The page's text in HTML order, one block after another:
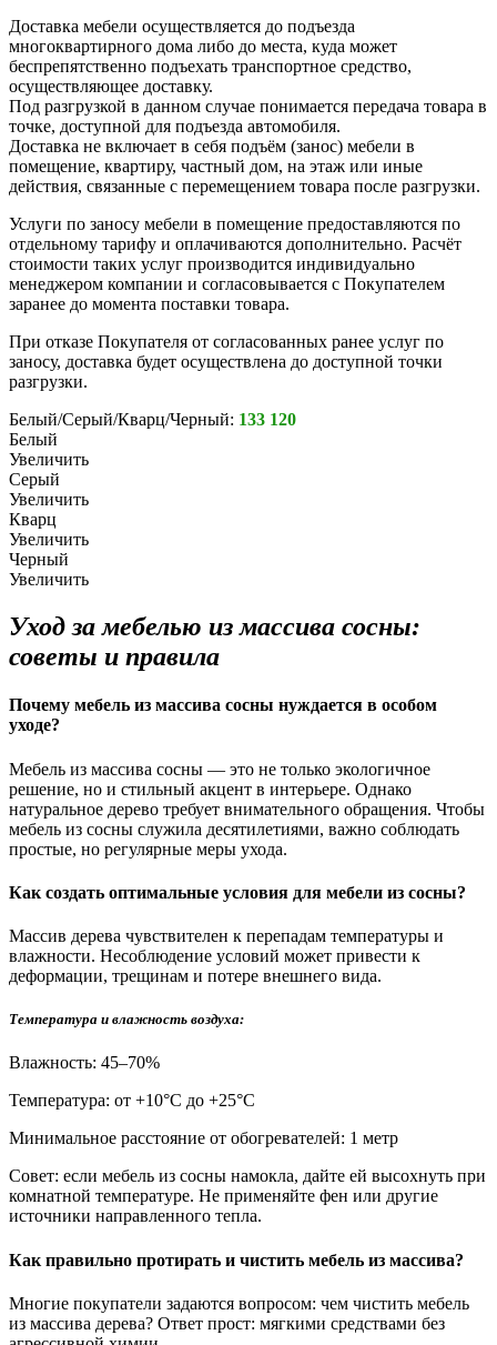
Доставка мебели осуществляется до подъезда
многоквартирного дома либо до места, куда может
беспрепятственно подъехать транспортное средство,
осуществляющее доставку.
Под разгрузкой в данном случае понимается передача товара в
точке, доступной для подъезда автомобиля.
Доставка не включает в себя подъём (занос) мебели в
помещение, квартиру, частный дом, на этаж или иные
действия, связанные с перемещением товара после разгрузки.
Услуги по заносу мебели в помещение предоставляются по
отдельному тарифу и оплачиваются дополнительно. Расчёт
стоимости таких услуг производится индивидуально
менеджером компании и согласовывается с Покупателем
заранее до момента поставки товара.
При отказе Покупателя от согласованных ранее услуг по
заносу, доставка будет осуществлена до доступной точки
разгрузки.
Белый/Серый/Кварц/Черный: 133 120
Белый
Увеличить
Серый
Увеличить
Кварц
Увеличить
Черный
Увеличить
Уход за мебелью из массива сосны:
советы и правила
Почему мебель из массива сосны нуждается в особом
уходе?
Мебель из массива сосны — это не только экологичное
решение, но и стильный акцент в интерьере. Однако
натуральное дерево требует внимательного обращения. Чтобы
мебель из сосны служила десятилетиями, важно соблюдать
простые, но регулярные меры ухода.
Как создать оптимальные условия для мебели из сосны?
Массив дерева чувствителен к перепадам температуры и
влажности. Несоблюдение условий может привести к
деформации, трещинам и потере внешнего вида.
Температура и влажность воздуха:
Влажность: 45–70%
Температура: от +10°С до +25°С
Минимальное расстояние от обогревателей: 1 метр
Совет: если мебель из сосны намокла, дайте ей высохнуть при
комнатной температуре. Не применяйте фен или другие
источники направленного тепла.
Как правильно протирать и чистить мебель из массива?
Многие покупатели задаются вопросом: чем чистить мебель
из массива дерева? Ответ прост: мягкими средствами без